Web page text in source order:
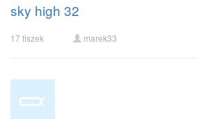
sky high 32
17 fiszek marek33